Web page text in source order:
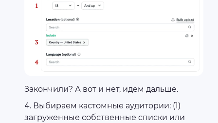
Закончили? А вот и нет, идем дальше.
Выбираем кастомные аудитории: (1)
загруженные собственные списки или